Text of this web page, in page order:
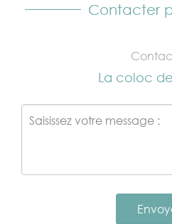
Contacter
La coloc